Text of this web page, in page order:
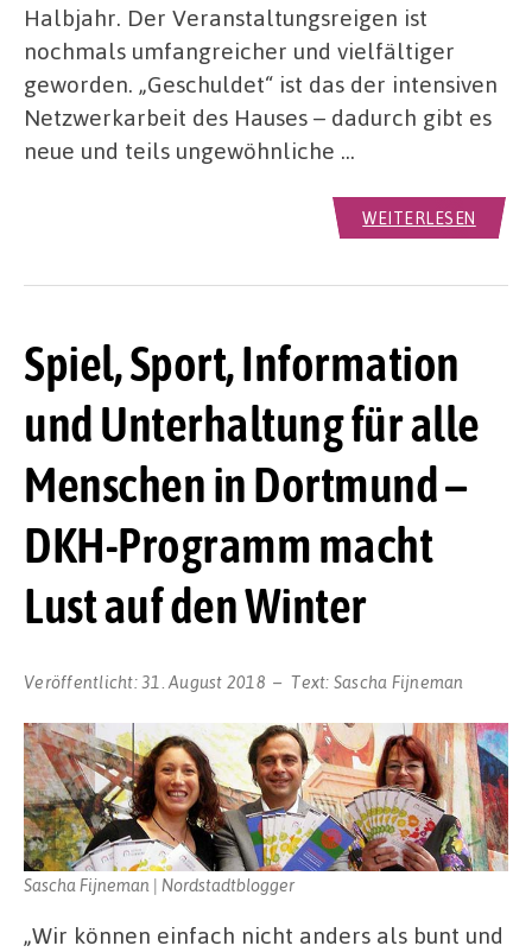
Halbjahr. Der Veranstaltungsreigen ist
nochmals umfangreicher und vielfältiger
geworden. „Geschuldet“ ist das der intensiven
Netzwerkarbeit des Hauses – dadurch gibt es
neue und teils ungewöhnliche …
WEITERLESEN
Spiel, Sport, Information
und Unterhaltung für alle
Menschen in Dortmund –
DKH-Programm macht
Lust auf den Winter
Veröffentlicht:31. August 2018 Text: Sascha Fijneman
Sascha Fijneman | Nordstadtblogger
„Wir können einfach nicht anders als bunt und